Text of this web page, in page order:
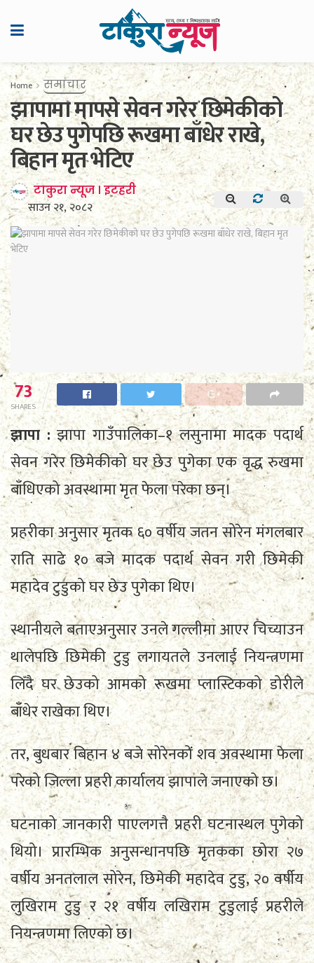
Home समाचार
झापामा मापसे सेवन गरेर छिमेकीको
घर छेउ पुगेपछि रूखमा बाँधेर राखे,
बिहान मृत भेटिए
टाकुरा न्यूज । इटहरी
साउन २१, २०८२
73
SHARES
झापा :झापा गाउँपालिका–१ लसुनामा मादक पदार्थ
सेवन गरेर छिमेकीको घर छेउ पुगेका एक वृद्ध रुखमा
बाँधिएको अवस्थामा मृत फेला परेका छन्।
प्रहरीका अनुसार मृतक ६० वर्षीय जतन सोरेन मंगलबार
राति साढे १० बजे मादक पदार्थ सेवन गरी छिमेकी
महादेव टुडुको घर छेउ पुगेका थिए।
स्थानीयले बताएअनुसार उनले गल्लीमा आएर चिच्याउन
थालेपछि छिमेकी टुडु लगायतले उनलाई नियन्त्रणमा
लिँदै घर छेउको आमको रूखमा प्लास्टिकको डोरीले
बाँधेर राखेका थिए।
तर, बुधबार बिहान ४ बजे सोरेनको शव अवस्थामा फेला
परेको जिल्ला प्रहरी कार्यालय झापाले जनाएको छ।
घटनाको जानकारी पाएलगत्तै प्रहरी घटनास्थल पुगेको
थियो। प्रारम्भिक अनुसन्धानपछि मृतकका छोरा २७
वर्षीय अनतलाल सोरेन, छिमेकी महादेव टुडु, २० वर्षीय
लुखिराम टुडु र २१ वर्षीय लखिराम टुडुलाई प्रहरीले
नियन्त्रणमा लिएको छ।